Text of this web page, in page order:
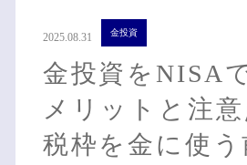
2025.08.31 金投資
金投資をNISA
メリットと注
税枠を金に使